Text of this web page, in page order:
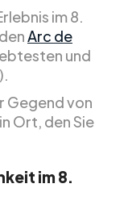
im 8.
Arc de
und
Gegend von
Ort, den Sie
im 8.